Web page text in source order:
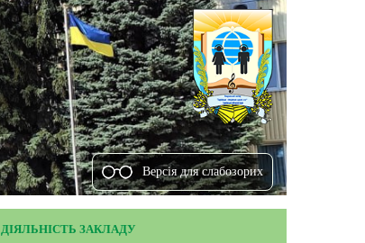
Версiя для слабозорих
ДІЯЛЬНІСТЬ ЗАКЛАДУ